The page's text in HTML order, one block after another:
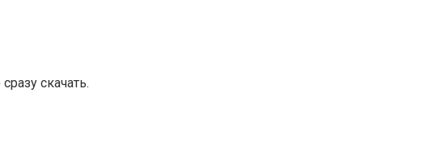
скачать.